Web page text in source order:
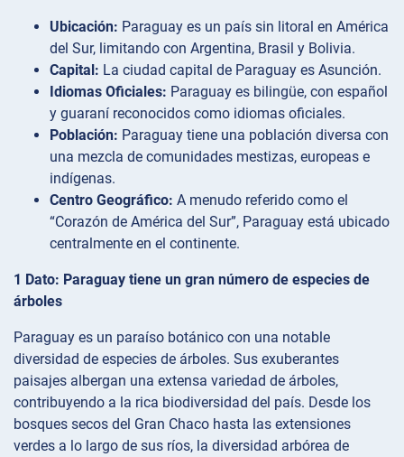
Ubicación: Paraguay es un país sin litoral en América
del Sur, limitando con Argentina, Brasil y Bolivia.
Capital: La ciudad capital de Paraguay es Asunción.
Idiomas Oficiales: Paraguay es bilingüe, con español
y guaraní reconocidos como idiomas oficiales.
Población: Paraguay tiene una población diversa con
una mezcla de comunidades mestizas, europeas e
indígenas.
Centro Geográfico: A menudo referido como el
“Corazón de América del Sur”, Paraguay está ubicado
centralmente en el continente.
1 Dato: Paraguay tiene un gran número de especies de
árboles
Paraguay es un paraíso botánico con una notable
diversidad de especies de árboles. Sus exuberantes
paisajes albergan una extensa variedad de árboles,
contribuyendo a la rica biodiversidad del país. Desde los
bosques secos del Gran Chaco hasta las extensiones
verdes a lo largo de sus ríos, la diversidad arbórea de